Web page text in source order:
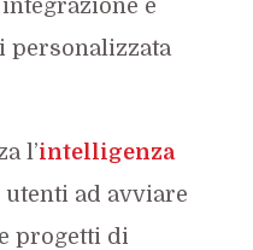
e
personalizzata
l’intelligenza
ad avviare
progetti di